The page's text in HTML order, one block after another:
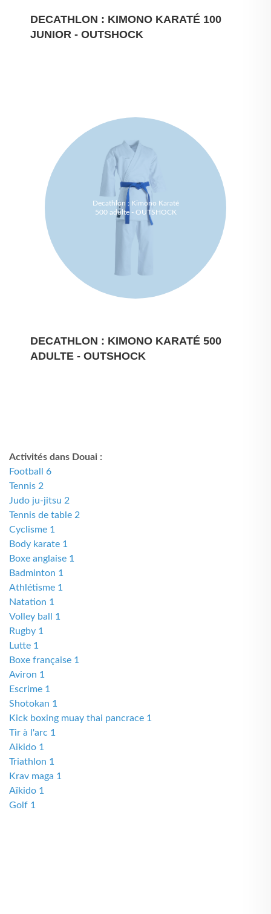
DECATHLON : KIMONO KARATÉ 100
JUNIOR - OUTSHOCK
Decathlon : Kimono Karaté
500 adulte - OUTSHOCK
DECATHLON : KIMONO KARATÉ 500
ADULTE - OUTSHOCK
Activités dans Douai :
Football 6
Tennis 2
Judo ju-jitsu 2
Tennis de table 2
Cyclisme 1
Body karate 1
Boxe anglaise 1
Badminton 1
Athlétisme 1
Natation 1
Volley ball 1
Rugby 1
Lutte 1
Boxe française 1
Aviron 1
Escrime 1
Shotokan 1
Kick boxing muay thai pancrace 1
Tir à l'arc 1
Aikido 1
Triathlon 1
Krav maga 1
Aïkido 1
Golf 1